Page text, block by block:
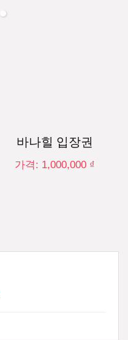
바나힐 입장권
가격: 1,000,000 ₫